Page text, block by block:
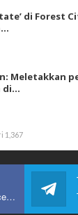
di Forest
Meletakkan
di…
1,367
Sertai kami di Facebook